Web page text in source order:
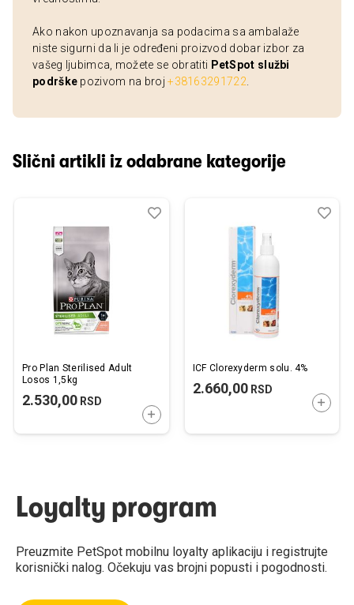
Ako nakon upoznavanja sa podacima sa ambalaže
niste sigurni da li je određeni proizvod dobar izbor za
vašeg ljubimca, možete se obratiti PetSpot službi
podrške pozivom na broj+38163291722
Slični artikli iz odabrane kategorije
Pro Plan Sterilised Adult
Losos 1,5kg
2.530,00 RSD
DODAJTE U KORPU
Dodaj
Uporedi
ICF Clorexyderm solu. 4%
2.660,00RSD
Loyalty program
Preuzmite PetSpot mobilnu loyalty aplikaciju i registrujte
korisnički nalog. Očekuju vas brojni popusti i pogodnosti.